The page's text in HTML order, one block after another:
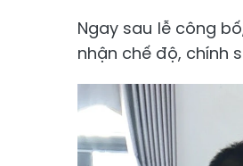
Ngay sau lễ công
nhận chế độ, chính